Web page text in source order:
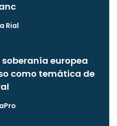
Rial
europea
como temática de